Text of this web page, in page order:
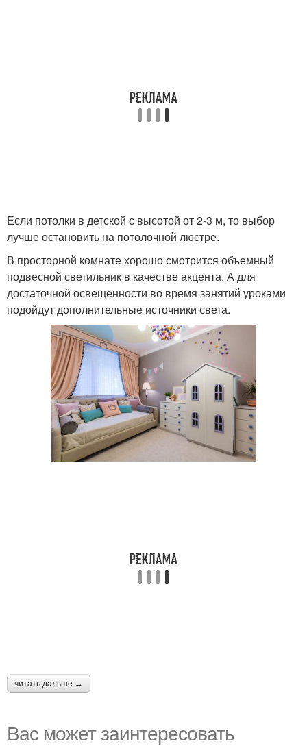
Если потолки в детской с высотой от 2-3 м, то выбор
лучше остановить на потолочной люстре.
В просторной комнате хорошо смотрится объемный
подвесной светильник в качестве акцента. А для
достаточной освещенности во время занятий уроками
подойдут дополнительные источники света.
читать дальше →
Вас может заинтересовать